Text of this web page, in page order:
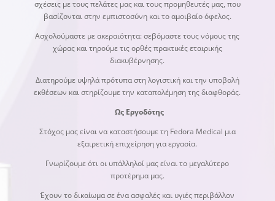
σχέσεις με τους πελάτες μας και τους προμηθευτές μας, που
βασίζονται στην εμπιστοσύνη και το αμοιβαίο όφελος.
Ασχολούμαστε με ακεραιότητα: σεβόμαστε τους νόμους της
χώρας και τηρούμε τις ορθές πρακτικές εταιρικής
διακυβέρνησης.
Διατηρούμε υψηλά πρότυπα στη λογιστική και την υποβολή
εκθέσεων και στηρίζουμε την καταπολέμηση της διαφθοράς.
Ως Εργοδότης
Στόχος μας είναι να καταστήσουμε τη Fedora Medical μια
εξαιρετική επιχείρηση για εργασία.
Γνωρίζουμε ότι οι υπάλληλοί μας είναι το μεγαλύτερο
προτέρημα μας.
Έχουν το δικαίωμα σε ένα ασφαλές και υγιές περιβάλλον